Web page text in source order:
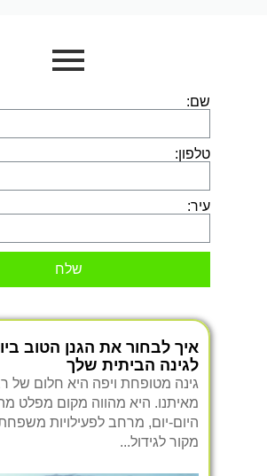
שם:
טלפון:
עיר:
שלח
איך לבחור את הגנן הטוב
לגינה הביתית שלך
גינה מטופחת ויפה היא חלום של
מאיתנו. היא מהווה מקום מפלט
היום-יום, מרחב לפעילויות
מקור לגידול...